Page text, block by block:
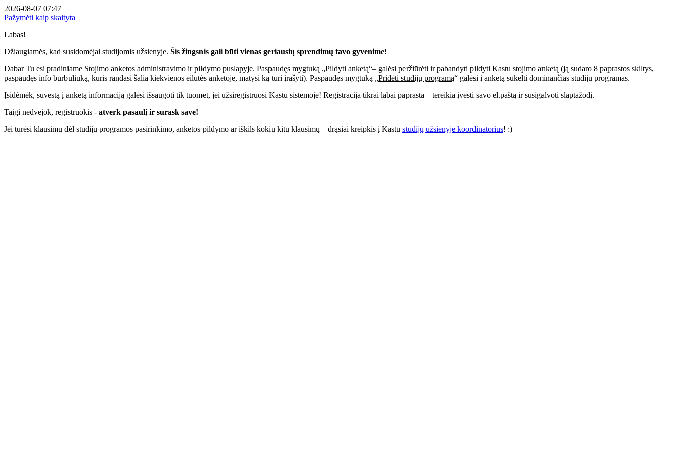
2026-08-07 07:47
Pažymėti kaip skaityta
Labas!
Džiaugiamės, kad susidomėjai studijomis užsienyje. Šis žingsnis gali būti vienas geriausių sprendimų tavo gyvenime!
Dabar Tu esi pradiniame Stojimo anketos administravimo ir pildymo puslapyje. Paspaudęs mygtuką „Pildyti anketą“– galėsi peržiūrėti ir pabandyti pildyti Kastu stojimo anketą (ją sudaro 8 paprastos skiltys,
paspaudęs info burbuliuką, kuris randasi šalia kiekvienos eilutės anketoje, matysi ką turi įrašyti). Paspaudęs mygtuką „Pridėti studijų programą“ galėsi į anketą sukelti dominančias studijų programas.
Įsidėmėk, suvestą į anketą informaciją galėsi išsaugoti tik tuomet, jei užsiregistruosi Kastu sistemoje! Registracija tikrai labai paprasta – tereikia įvesti savo el.paštą ir susigalvoti slaptažodį.
Taigi nedvejok, registruokis - atverk pasaulį ir surask save!
Jei turėsi klausimų dėl studijų programos pasirinkimo, anketos pildymo ar iškils kokių kitų klausimų – drąsiai kreipkis į Kastu studijų užsienyje koordinatorius! :)